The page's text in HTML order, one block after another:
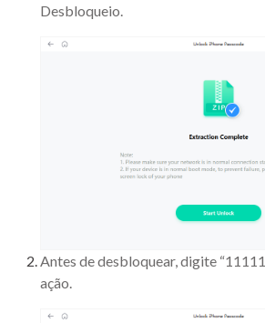
Desbloqueio.
Antes de desbloquear, digite
ação.